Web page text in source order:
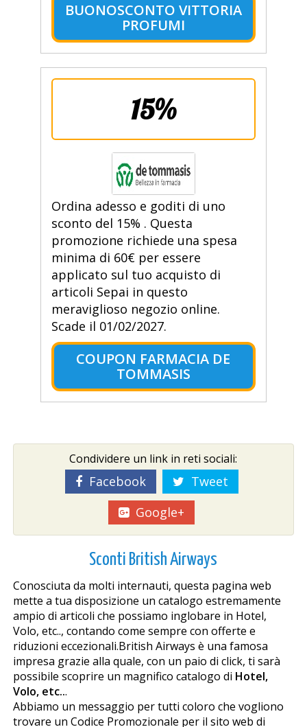
BUONOSCONTO VITTORIA
PROFUMI
15%
Ordina adesso e goditi di uno
sconto del 15% . Questa
promozione richiede una spesa
minima di 60€ per essere
applicato sul tuo acquisto di
articoli Sepai in questo
meraviglioso negozio online.
Scade il 01/02/2027.
COUPON FARMACIA DE
TOMMASIS
Condividere un link in reti sociali:
Facebook
Tweet
Google+
Sconti British Airways
Conosciuta da molti internauti, questa pagina web
mette a tua disposizione un catalogo estremamente
ampio di articoli che possiamo inglobare in Hotel,
Volo, etc.., contando come sempre con offerte e
riduzioni eccezionali.British Airways è una famosa
impresa grazie alla quale, con un paio di click, ti sarà
possibile scoprire un magnifico catalogo di Hotel,
Volo, etc...
Abbiamo un messaggio per tutti coloro che vogliono
trovare un Codice Promozionale per il sito web di